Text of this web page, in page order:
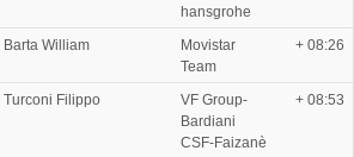
hansgrohe
Barta William
Movistar
Team
+ 08:26
Turconi Filippo
VF Group-
Bardiani
CSF-Faizanè
+ 08:53